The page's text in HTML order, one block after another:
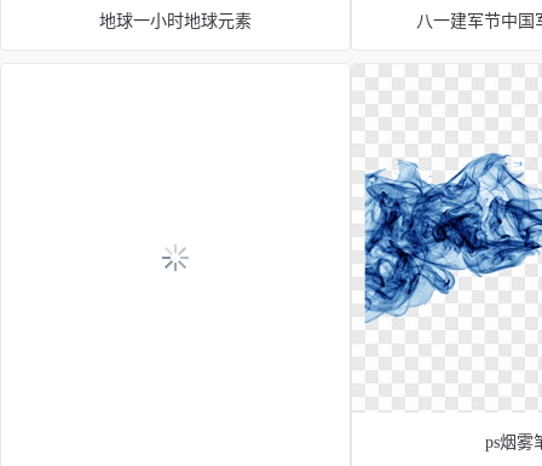
地球一小时地球元素 八一建军节中国
ps烟雾